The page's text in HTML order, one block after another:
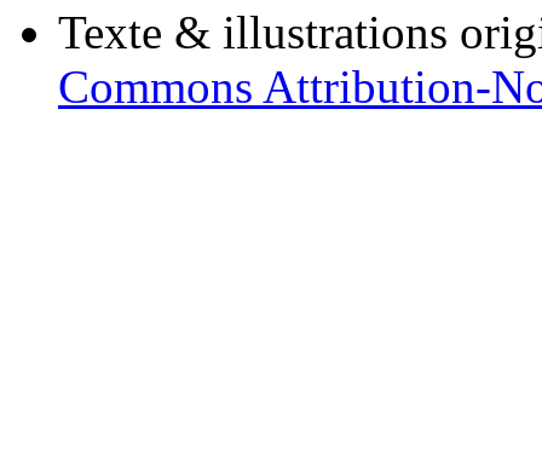
Texte & illustrations
Commons Attribution-